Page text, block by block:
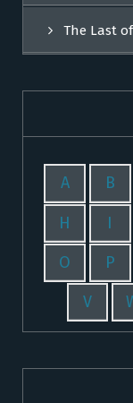
The Last
A B
H I
O P
V